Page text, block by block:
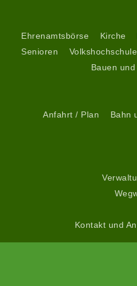
Ehrenamtsbörse
Kirche
Senioren
Volkshochschule
Bauen
Anfahrt / Plan
Bahn
Kontakt und